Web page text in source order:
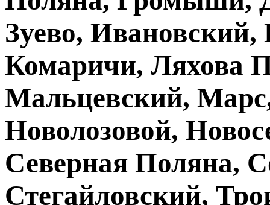
Зуево,
Комаричи, Ляхова
Мальцевский,
Новолозовой,
Северная Поляна,
Стегайловский,